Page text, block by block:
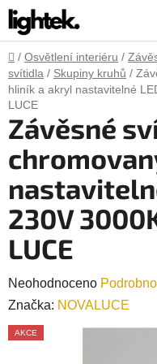
Přejít
na
obsah
Domů
/ Osvětlení interiéru /
svítidla / Skupiny kruhů /
hliník a akryl nastavitelné
LUCE
Závěsné
230V
LUCE
Průměrné
hodnocení
produktu
Neohodnoceno
Značka: NOVALUCE
AKCE